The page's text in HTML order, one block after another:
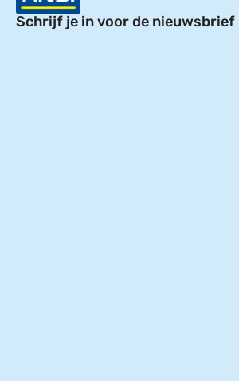
Schrijf je in voor de nieuwsbrief